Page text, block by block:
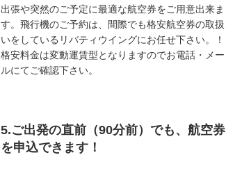
出張や突然のご予定に最適な航空券をご用意出来ま
す。飛行機のご予約は、間際でも格安航空券の取扱
いをしているリバティウイングにお任せ下さい。！
格安料金は変動運賃型となりますのでお電話・メー
ルにてご確認下さい。
5.ご出発の直前（90分前）でも、航空券
を申込できます！